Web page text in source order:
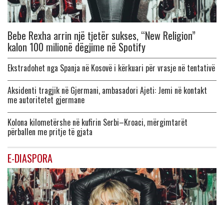
Bebe Rexha arrin një tjetër sukses, “New Religion”
kalon 100 milionë dëgjime në Spotify
Ekstradohet nga Spanja në Kosovë i kërkuari për vrasje në tentativë
Aksidenti tragjik në Gjermani, ambasadori Ajeti: Jemi në kontakt
me autoritetet gjermane
Kolona kilometërshe në kufirin Serbi–Kroaci, mërgimtarët
përballen me pritje të gjata
E-DIASPORA